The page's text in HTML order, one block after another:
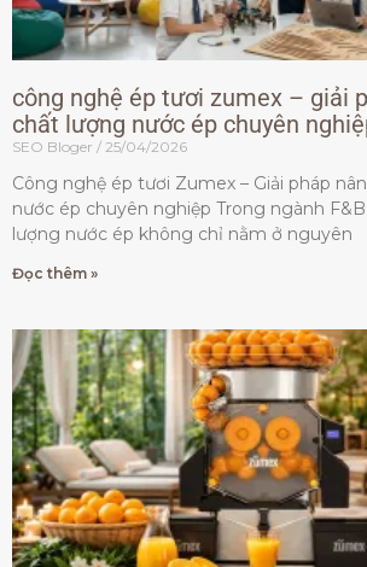
công nghệ ép tươi zumex – giải
chất lượng nước ép chuyên
SEO Bloger 25/04/2026
Công nghệ ép tươi Zumex – Giải pháp
nước ép chuyên nghiệp Trong ngành
lượng nước ép không chỉ nằm ở nguyên
Đọc thêm »